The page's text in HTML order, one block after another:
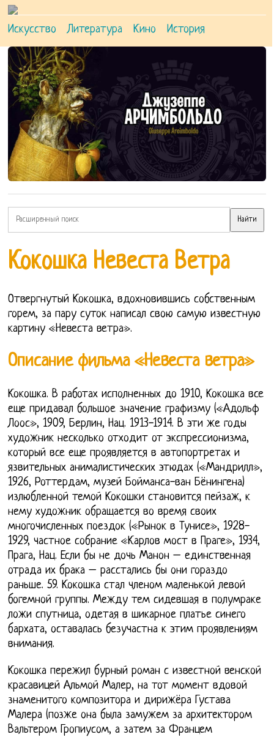
Искусство Литература Кино История
Кокошка Невеста Ветра
Отвергнутый Кокошка, вдохновившись собственным
горем, за пару суток написал свою самую известную
картину «Невеста ветра».
Описание фильма «Невеста ветра»
Кокошка. В работах исполненных до 1910, Кокошка все
еще придавал большое значение графизму («Адольф
Лоос», 1909, Берлин, Нац. 1913-1914. В эти же годы
художник несколько отходит от экспрессионизма,
который все еще проявляется в автопортретах и
язвительных анималистических этюдах («Мандрилл»,
1926, Роттердам, музей Бойманса-ван Бёнингена)
излюбленной темой Кокошки становится пейзаж, к
нему художник обращается во время своих
многочисленных поездок («Рынок в Тунисе», 1928-
1929, частное собрание «Карлов мост в Праге», 1934,
Прага, Нац. Если бы не дочь Манон – единственная
отрада их брака – расстались бы они гораздо
раньше. 59. Кокошка стал членом маленькой левой
богемной группы. Между тем сидевшая в полумраке
ложи спутница, одетая в шикарное платье синего
бархата, оставалась безучастна к этим проявлениям
внимания.
Кокошка пережил бурный роман с известной венской
красавицей Альмой Малер, на тот момент вдовой
знаменитого композитора и дирижёра Густава
Малера (позже она была замужем за архитектором
Вальтером Гропиусом, а затем за Францем